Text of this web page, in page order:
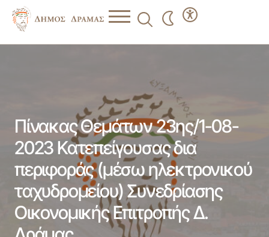
Πίνακας Θεμάτων 23ης/1-08-
2023 Κατεπείγουσας δια
περιφοράς (μέσω ηλεκτρονικού
ταχυδρομείου) Συνεδρίασης
Οικονομικής Επιτροπής Δ.